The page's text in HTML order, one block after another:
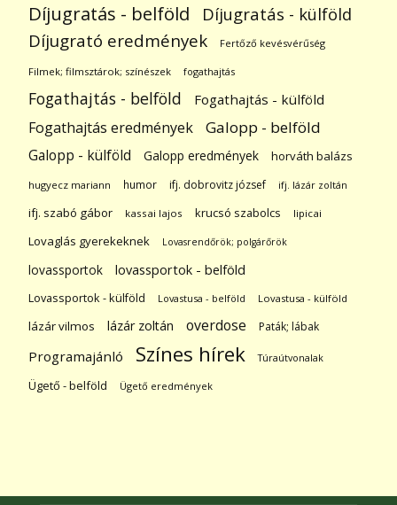
Díjugratás - belföld Díjugratás - külföld
Díjugrató eredmények Fertőző kevésvérűség
Filmek; filmsztárok; színészek fogathajtás
Fogathajtás - belföld Fogathajtás - külföld
Fogathajtás eredmények Galopp - belföld
Galopp - külföld Galopp eredmények horváth balázs
hugyecz mariann humor ifj. dobrovitz józsef ifj. lázár zoltán
ifj. szabó gábor kassai lajos krucsó szabolcs lipicai
Lovaglás gyerekeknek Lovasrendőrök; polgárőrök
lovassportok lovassportok - belföld
Lovassportok - külföld Lovastusa - belföld Lovastusa - külföld
lázár vilmos lázár zoltán overdose Paták; lábak
Programajánló Színes hírek Túraútvonalak
Ügető - belföld Ügető eredmények